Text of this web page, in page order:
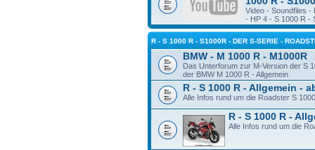
Video - Soundfiles -
- HP 4 - S 1000 R -
R - S 1000 R - S1000R - DER S-SERIE -
BMW - M 1000 R - M1000R
Das Unterforum zur M-Version der S
der BMW M 1000 R - Allgemein
R - S 1000 R - Allgemein -
Alle Infos rund um die Roadster S
R - S 1000 R -
Alle Infos rund um die